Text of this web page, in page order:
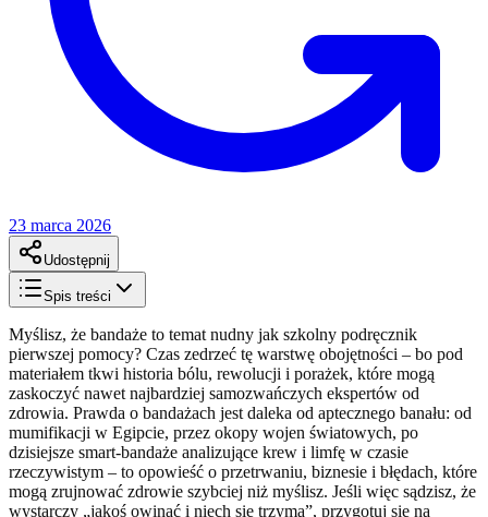
23 marca 2026
Udostępnij
Spis treści
Myślisz, że bandaże to temat nudny jak szkolny podręcznik
pierwszej pomocy? Czas zedrzeć tę warstwę obojętności – bo pod
materiałem tkwi historia bólu, rewolucji i porażek, które mogą
zaskoczyć nawet najbardziej samozwańczych ekspertów od
zdrowia. Prawda o bandażach jest daleka od aptecznego banału: od
mumifikacji w Egipcie, przez okopy wojen światowych, po
dzisiejsze smart-bandaże analizujące krew i limfę w czasie
rzeczywistym – to opowieść o przetrwaniu, biznesie i błędach, które
mogą zrujnować zdrowie szybciej niż myślisz. Jeśli więc sądzisz, że
wystarczy „jakoś owinąć i niech się trzyma”, przygotuj się na